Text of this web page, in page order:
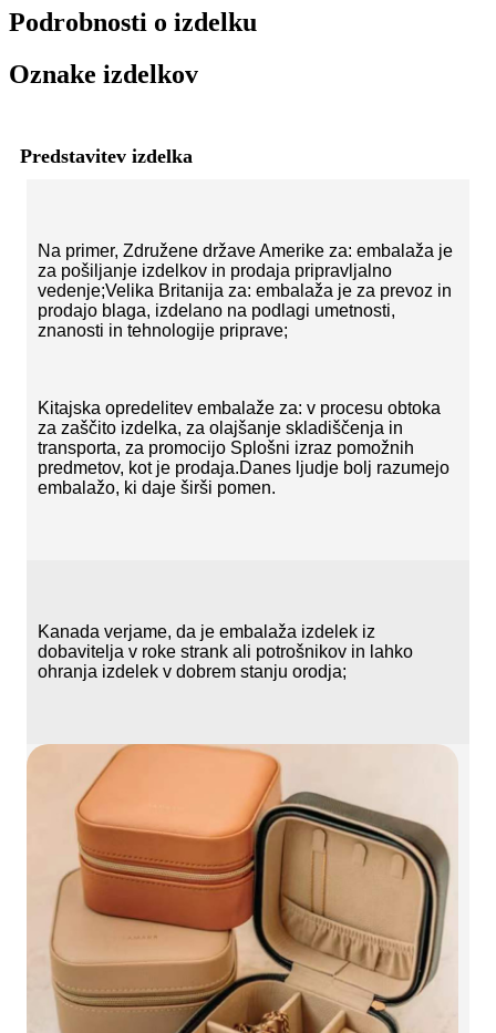
Podrobnosti o izdelku
Oznake izdelkov
Predstavitev izdelka
Na primer, Združene države Amerike za: embalaža je
za pošiljanje izdelkov in prodaja pripravljalno
vedenje;Velika Britanija za: embalaža je za prevoz in
prodajo blaga, izdelano na podlagi umetnosti,
znanosti in tehnologije priprave;
Kitajska opredelitev embalaže za: v procesu obtoka
za zaščito izdelka, za olajšanje skladiščenja in
transporta, za promocijo Splošni izraz pomožnih
predmetov, kot je prodaja.Danes ljudje bolj razumejo
embalažo, ki daje širši pomen.
Kanada verjame, da je embalaža izdelek iz
dobavitelja v roke strank ali potrošnikov in lahko
ohranja izdelek v dobrem stanju orodja;